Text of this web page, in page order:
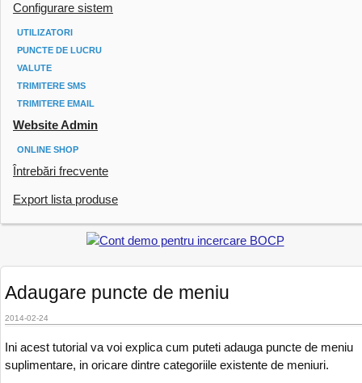
Configurare sistem
UTILIZATORI
PUNCTE DE LUCRU
VALUTE
TRIMITERE SMS
TRIMITERE EMAIL
Website Admin
ONLINE SHOP
Întrebări frecvente
Export lista produse
Adaugare puncte de meniu
2014-02-24
Ini acest tutorial va voi explica cum puteti adauga puncte de meniu
suplimentare, in oricare dintre categoriile existente de meniuri.